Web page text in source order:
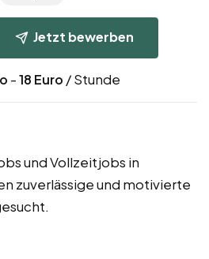
Jetzt bewerben
-18 Euro / Stunde
und Vollzeitjobs in
zuverlässige und motivierte